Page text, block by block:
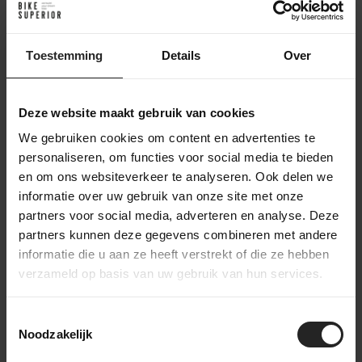
Toestemming Details Over
Deze website maakt gebruik van cookies
We gebruiken cookies om content en advertenties te
personaliseren, om functies voor social media te bieden
en om ons websiteverkeer te analyseren. Ook delen we
informatie over uw gebruik van onze site met onze
partners voor social media, adverteren en analyse. Deze
partners kunnen deze gegevens combineren met andere
informatie die u aan ze heeft verstrekt of die ze hebben
verzameld op basis van uw gebruik van hun services.
Noodzakelijk
Ik heb besteld. En nu?
mail en beginnen met het verzamelen van de
gekozen producten. Zodra alles gereed is,
monteren we indien nodig de fiets of onderdelen.
Daarna wordt je bestelling zorgvuldig verpakt en
verzonden. Je ontvangt een track & trace-code om
de levering te volgen. Heb je gekozen voor een
custom build? Dan houden we je op de hoogte van
het opbouwproces, van frameselectie tot
afmontage, zodat je precies weet wanneer je
unieke fiets klaar is